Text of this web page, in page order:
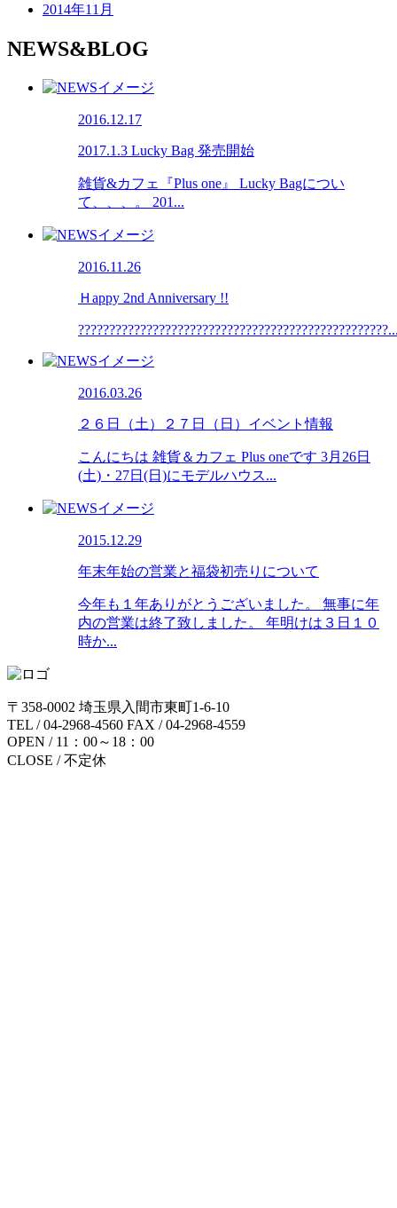
2014年11月
NEWS&BLOG
2016.12.17
2017.1.3 Lucky Bag 発売開始
雑貨&カフェ『Plus one』 Lucky Bagについ
て、、、。 201...
2016.11.26
Ｈappy 2nd Anniversary !!
2016.03.26
２６日（土）２７日（日）イベント情報
こんにちは 雑貨＆カフェ Plus oneです 3月26日
(土)・27日(日)にモデルハウス...
2015.12.29
年末年始の営業と福袋初売りについて
今年も１年ありがとうございました。 無事に年
内の営業は終了致しました。 年明けは３日１０
時か...
〒358-0002 埼玉県入間市東町1-6-10
TEL / 04-2968-4560 FAX / 04-2968-4559
OPEN / 11：00～18：00
CLOSE / 不定休